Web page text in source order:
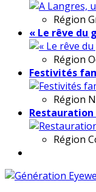
Région
« Le rêve du
Région
Festivités
Région
Restauration
Région